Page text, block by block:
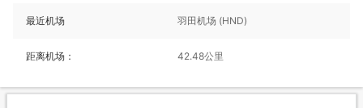
最近机场 羽田机场 (HND)
距离机场： 42.48公里